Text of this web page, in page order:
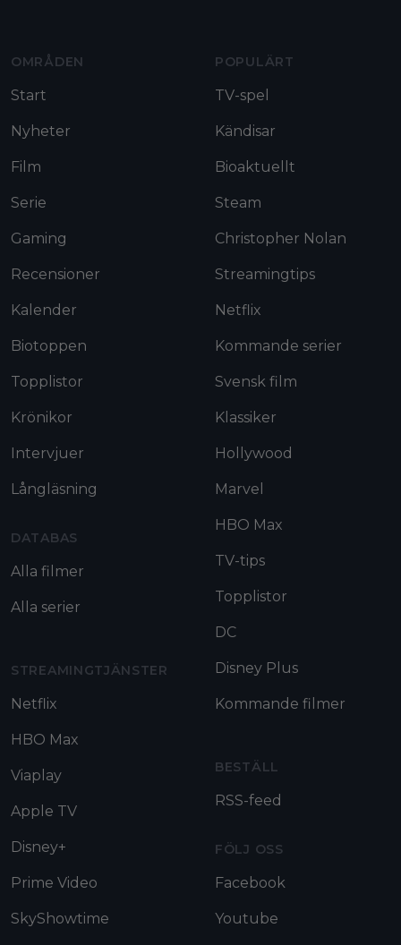
OMRÅDEN
Start
Nyheter
Film
Serie
Gaming
Recensioner
Kalender
Biotoppen
Topplistor
Krönikor
Intervjuer
Långläsning
DATABAS
Alla filmer
Alla serier
STREAMINGTJÄNSTER
Netflix
HBO Max
Viaplay
Apple TV
Disney+
Prime Video
SkyShowtime
POPULÄRT
TV-spel
Kändisar
Bioaktuellt
Steam
Christopher Nolan
Streamingtips
Netflix
Kommande serier
Svensk film
Klassiker
Hollywood
Marvel
HBO Max
TV-tips
Topplistor
DC
Disney Plus
Kommande filmer
BESTÄLL
RSS-feed
FÖLJ OSS
Facebook
Youtube